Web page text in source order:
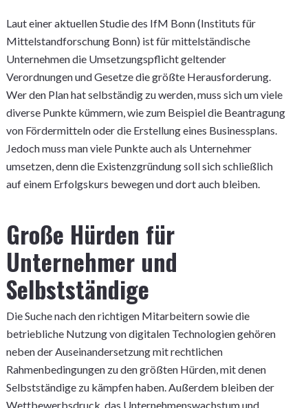
Laut einer aktuellen Studie des IfM Bonn (Instituts für
Mittelstandforschung Bonn) ist für mittelständische
Unternehmen die Umsetzungspflicht geltender
Verordnungen und Gesetze die größte Herausforderung.
Wer den Plan hat selbständig zu werden, muss sich um viele
diverse Punkte kümmern, wie zum Beispiel die Beantragung
von Fördermitteln oder die Erstellung eines Businessplans.
Jedoch muss man viele Punkte auch als Unternehmer
umsetzen, denn die Existenzgründung soll sich schließlich
auf einem Erfolgskurs bewegen und dort auch bleiben.
Große Hürden für
Unternehmer und
Selbstständige
Die Suche nach den richtigen Mitarbeitern sowie die
betriebliche Nutzung von digitalen Technologien gehören
neben der Auseinandersetzung mit rechtlichen
Rahmenbedingungen zu den größten Hürden, mit denen
Selbstständige zu kämpfen haben. Außerdem bleiben der
Wettbewerbsdruck, das Unternehmenswachstum und